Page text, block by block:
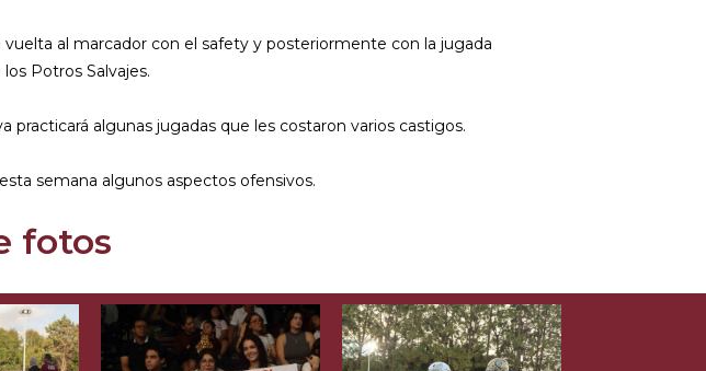
al marcador con el safety y posteriormente con la jugada
Potros Salvajes.
practicará algunas jugadas que les costaron varios castigos.
semana algunos aspectos ofensivos.
fotos